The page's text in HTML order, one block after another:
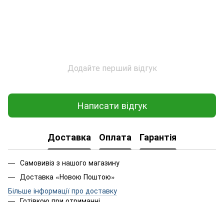
Додайте перший відгук
Написати відгук
Доставка Оплата Гарантія
Самовивіз з нашого магазину
Доставка «Новою Поштою»
Більше інформації про доставку